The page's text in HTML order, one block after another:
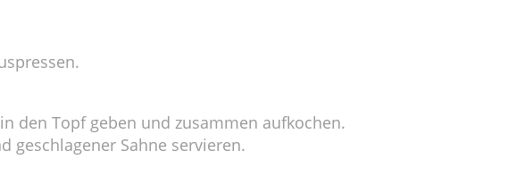
den Topf geben und zusammen aufkochen.
geschlagener Sahne servieren.